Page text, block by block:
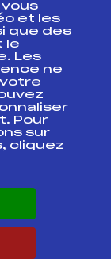
Suivi
et les
que des
le
Les
ne
Pour
sur
cliquez